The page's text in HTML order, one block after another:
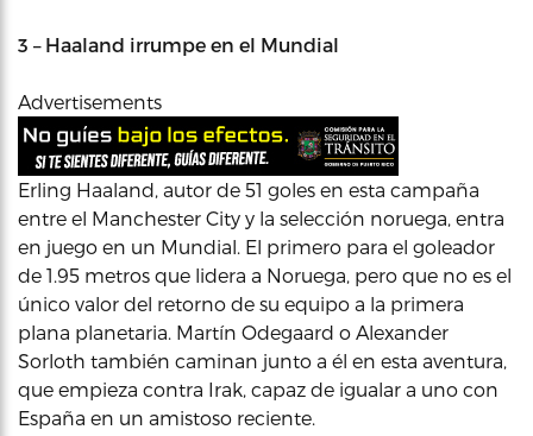
3 – Haaland irrumpe en el Mundial
Advertisements
Erling Haaland, autor de 51 goles en esta campaña
entre el Manchester City y la selección noruega, entra
en juego en un Mundial. El primero para el goleador
de 1.95 metros que lidera a Noruega, pero que no es el
único valor del retorno de su equipo a la primera
plana planetaria. Martín Odegaard o Alexander
Sorloth también caminan junto a él en esta aventura,
que empieza contra Irak, capaz de igualar a uno con
España en un amistoso reciente.